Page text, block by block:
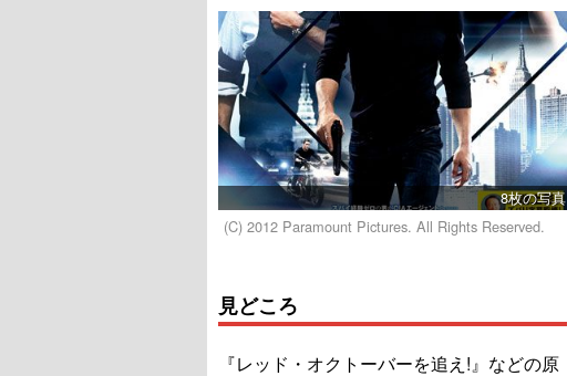
8枚の写真
(C) 2012 Paramount Pictures. All Rights Reserved.
見どころ
『レッド・オクトーバーを追え!』などの原